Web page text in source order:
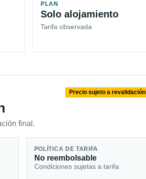
PLAN
Solo alojamiento
Tarifa observada
final.
Precio sujeto a revalidación
POLÍTICA DE TARIFA
No reembolsable
Condiciones sujetas a tarifa